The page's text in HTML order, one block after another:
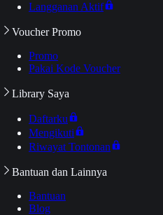
Langganan Aktif
Voucher Promo
Promo
Pakai Kode Voucher
Library Saya
Daftarku
Mengikuti
Riwayat Tontonan
Bantuan dan Lainnya
Bantuan
Blog